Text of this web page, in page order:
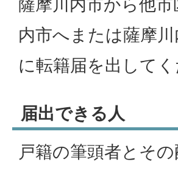
内市へまたは薩摩
に転籍届を出してく
届出できる人
戸籍の筆頭者とそ